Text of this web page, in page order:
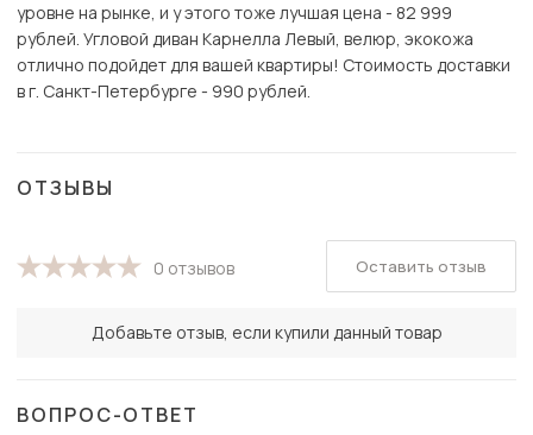
уровне на рынке, и у этого тоже лучшая цена - 82 999
рублей. Угловой диван Карнелла Левый, велюр, экокожа
отлично подойдет для вашей квартиры! Стоимость доставки
в г. Санкт-Петербурге - 990 рублей.
ОТЗЫВЫ
0 отзывов
Добавьте отзыв, если купили данный товар
Оставить отзыв
ВОПРОС-ОТВЕТ